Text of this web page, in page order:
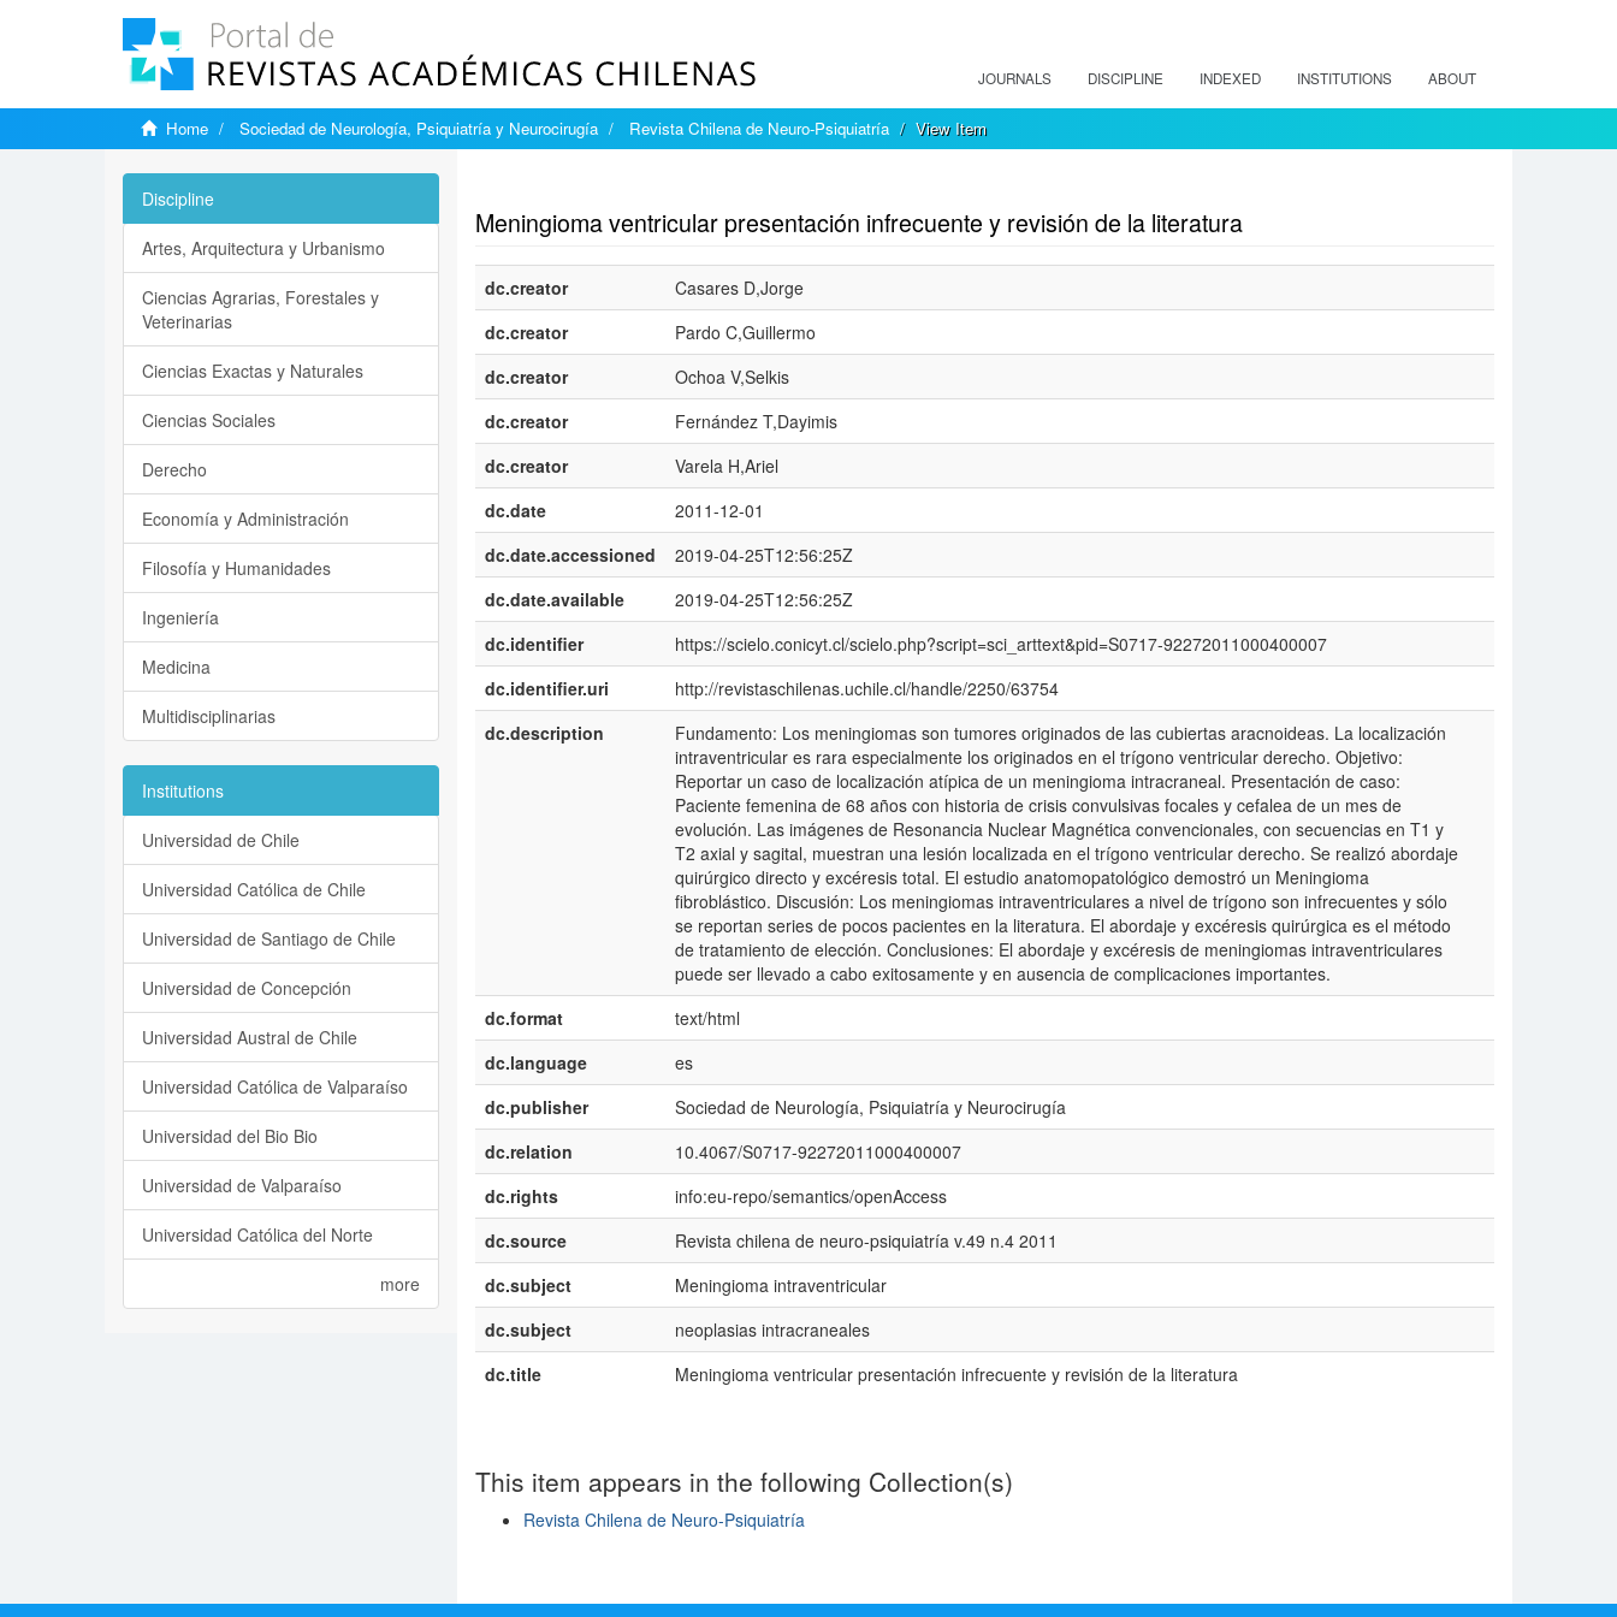
JOURNALS DISCIPLINE INDEXED INSTITUTIONS ABOUT
Home Sociedad de Neurología, Psiquiatría y Neurocirugía Revista Chilena de Neuro-Psiquiatría View Item
Meningioma ventricular presentación infrecuente y revisión de la literatura
dc.creator
Casares D,Jorge
dc.creator
Pardo C,Guillermo
dc.creator
Ochoa V,Selkis
dc.creator
Fernández T,Dayimis
dc.creator
Varela H,Ariel
dc.date
2011-12-01
dc.date.accessioned
2019-04-25T12:56:25Z
dc.date.available
2019-04-25T12:56:25Z
dc.identifier
https://scielo.conicyt.cl/scielo.php?script=sci_arttext&pid=S0717-92272011000400007
dc.identifier.uri
http://revistaschilenas.uchile.cl/handle/2250/63754
dc.description
Fundamento: Los meningiomas son tumores originados de las cubiertas aracnoideas. La localización
intraventricular es rara especialmente los originados en el trígono ventricular derecho. Objetivo:
Reportar un caso de localización atípica de un meningioma intracraneal. Presentación de caso:
Paciente femenina de 68 años con historia de crisis convulsivas focales y cefalea de un mes de
evolución. Las imágenes de Resonancia Nuclear Magnética convencionales, con secuencias en T1 y
T2 axial y sagital, muestran una lesión localizada en el trígono ventricular derecho. Se realizó abordaje
quirúrgico directo y excéresis total. El estudio anatomopatológico demostró un Meningioma
fibroblástico. Discusión: Los meningiomas intraventriculares a nivel de trígono son infrecuentes y sólo
se reportan series de pocos pacientes en la literatura. El abordaje y excéresis quirúrgica es el método
de tratamiento de elección. Conclusiones: El abordaje y excéresis de meningiomas intraventriculares
puede ser llevado a cabo exitosamente y en ausencia de complicaciones importantes.
dc.format
text/html
dc.language
es
dc.publisher
Sociedad de Neurología, Psiquiatría y Neurocirugía
dc.relation
10.4067/S0717-92272011000400007
dc.rights
info:eu-repo/semantics/openAccess
dc.source
Revista chilena de neuro-psiquiatría v.49 n.4 2011
dc.subject
Meningioma intraventricular
dc.subject
neoplasias intracraneales
dc.title
Meningioma ventricular presentación infrecuente y revisión de la literatura
This item appears in the following Collection(s)
Revista Chilena de Neuro-Psiquiatría
Discipline
Artes, Arquitectura y Urbanismo
Ciencias Agrarias, Forestales y
Veterinarias
Ciencias Exactas y Naturales
Ciencias Sociales
Derecho
Economía y Administración
Filosofía y Humanidades
Ingeniería
Medicina
Multidisciplinarias
Institutions
Universidad de Chile
Universidad Católica de Chile
Universidad de Santiago de Chile
Universidad de Concepción
Universidad Austral de Chile
Universidad Católica de Valparaíso
Universidad del Bio Bio
Universidad de Valparaíso
Universidad Católica del Norte
more